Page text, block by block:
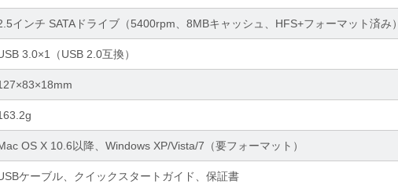
インチ SATAドライブ（5400rpm、8MBキャッシュ、HFS+フォーマット済み）
3.0×1（USB 2.0互換）
OS X 10.6以降、Windows XP/Vista/7（要フォーマット）
ケーブル、クイックスタートガイド、保証書